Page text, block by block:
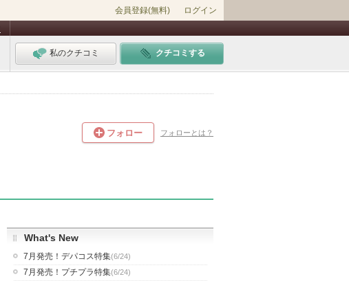
会員登録(無料) ログイン
私のクチコミ クチコミする
フォロー フォローとは？
What's New
7月発売！デパコス特集(6/24)
7月発売！プチプラ特集(6/24)